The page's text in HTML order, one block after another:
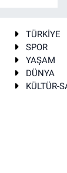
TÜRKİYE
SPOR
YAŞAM
DÜNYA
KÜLTÜR-